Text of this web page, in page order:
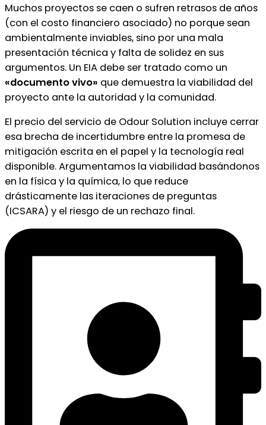
Muchos proyectos se caen o sufren retrasos de años
(con el costo financiero asociado) no porque sean
ambientalmente inviables, sino por una mala
presentación técnica y falta de solidez en sus
argumentos. Un EIA debe ser tratado como un
«documento vivo» que demuestra la viabilidad del
proyecto ante la autoridad y la comunidad.
El precio del servicio de Odour Solution incluye cerrar
esa brecha de incertidumbre entre la promesa de
mitigación escrita en el papel y la tecnología real
disponible. Argumentamos la viabilidad basándonos
en la física y la química, lo que reduce
drásticamente las iteraciones de preguntas
(ICSARA) y el riesgo de un rechazo final.